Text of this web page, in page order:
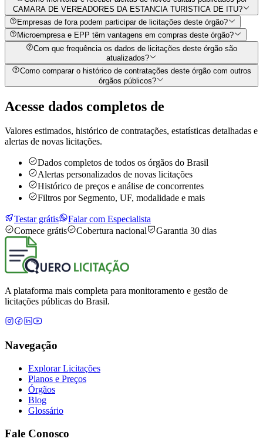
CAMARA DE VEREADORES DA ESTANCIA TURISTICA DE ITU?
Empresas de fora podem participar de licitações deste órgão?
Microempresa e EPP têm vantagens em compras deste órgão?
Com que frequência os dados de licitações deste órgão são
atualizados?
Como comparar o histórico de contratações deste órgão com outros
órgãos públicos?
Acesse dados completos de
Valores estimados, histórico de contratações, estatísticas detalhadas e
alertas de novas licitações.
Dados completos de todos os órgãos do Brasil
Alertas personalizados de novas licitações
Histórico de preços e análise de concorrentes
Filtros por Segmento, UF, modalidade e mais
Testar grátis
Falar com Especialista
Comece grátis
Cobertura nacional Garantia 30 dias
A plataforma mais completa para monitoramento e gestão de
licitações públicas do Brasil.
Navegação
Explorar Licitações
Planos e Preços
Órgãos
Blog
Glossário
Fale Conosco